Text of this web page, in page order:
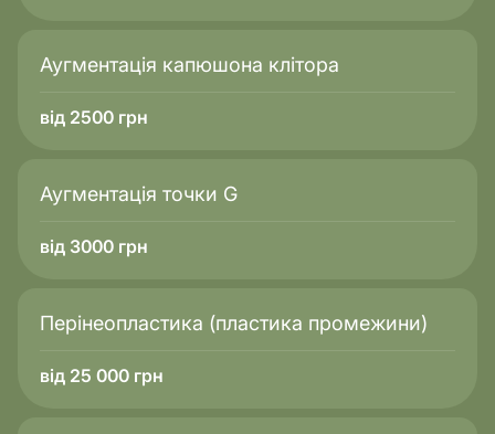
Аугментація капюшона клітора
від 2500 грн
Аугментація точки G
від 3000 грн
Перінеопластика (пластика промежини)
від 25 000 грн